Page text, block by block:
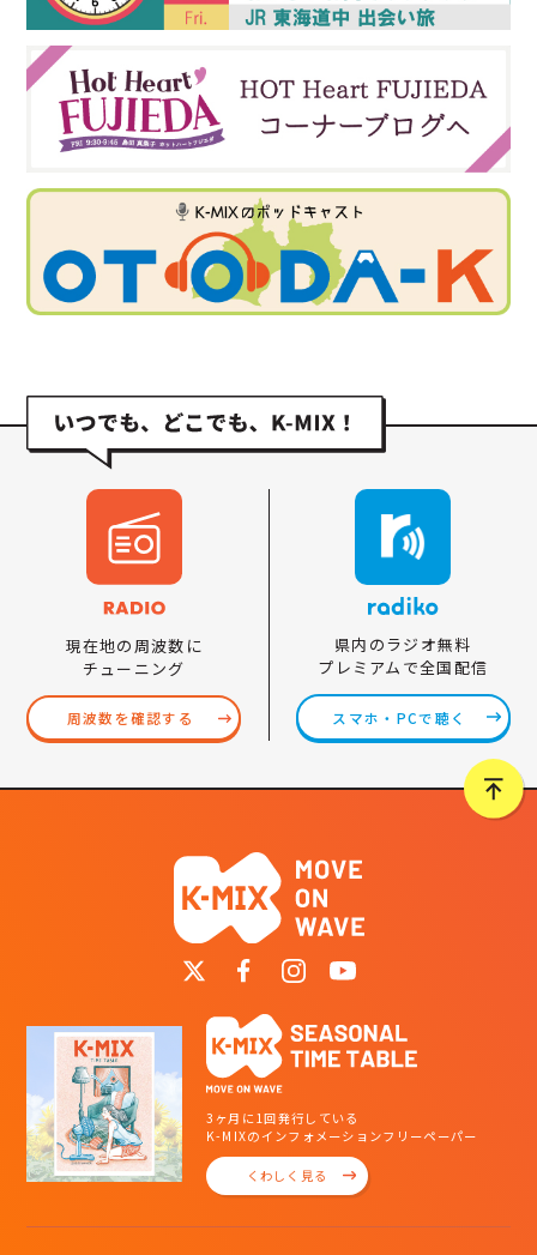
現在地の周波数に
チューニング
周波数を確認する
県内のラジオ無料
プレミアムで全国配信
スマホ・PCで聴く
3ヶ月に1回発行している
K-MIXのインフォメーションフリーペーパー
くわしく見る